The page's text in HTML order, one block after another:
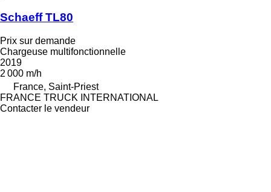
Schaeff TL80
Prix sur demande
Chargeuse multifonctionnelle
2019
2 000 m/h
France, Saint-Priest
FRANCE TRUCK INTERNATIONAL
Contacter le vendeur